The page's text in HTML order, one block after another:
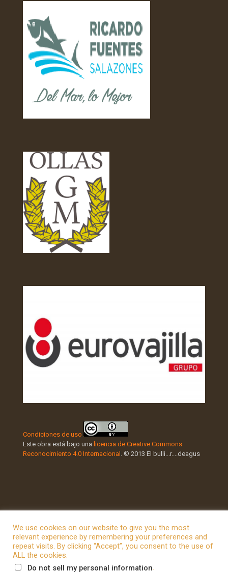
Condiciones de uso
Este obra está bajo una licencia de Creative Commons
Reconocimiento 4.0 Internacional
. © 2013 El bulli...r....deagus
© 2026 Betheme by Muffin group
We use cookies on our website to give you the most
relevant experience by remembering your preferences and
repeat visits. By clicking “Accept”, you consent to the use of
ALL the cookies.
Do not sell my personal information.